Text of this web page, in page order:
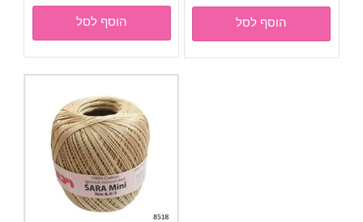
הוסף לסל הוסף לסל